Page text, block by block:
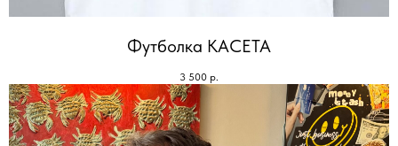
Футболка КАСЕТА
3 500 р.